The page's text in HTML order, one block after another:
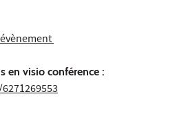
en visio conférence :